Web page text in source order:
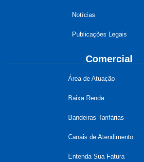
Notícias
Publicações Legais
Comercial
Área de Atuação
Baixa Renda
Bandeiras Tarifárias
Canais de Atendimento
Entenda Sua Fatura